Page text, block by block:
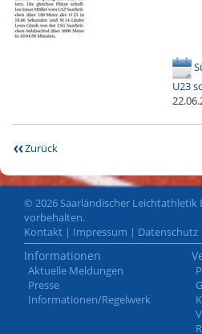
U23
Zurück
© 2026 Saarländischer Leichtathletik
vorbehalten.
Kontakt | Impressum | Datenschutz
Informationen
Aktuelle Meldungen
Presse
Informationen/Regelwerk